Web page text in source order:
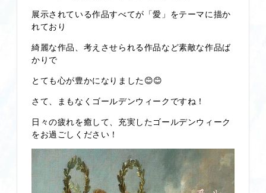
展示されている作品すべてが「愛」をテーマに描か
れており
綺麗な作品、考えさせられる作品など素敵な作品ば
かりで
とても心が豊かになりました😊😊
さて、まもなくゴールデンウィークですね！
日々の疲れを癒して、充実したゴールデンウィーク
をお過ごしください！